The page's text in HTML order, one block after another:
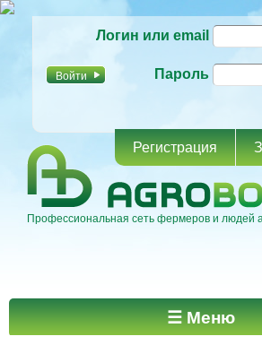
основному
Логин или email
Пароль
Регистрация
Профессиональная сеть фермеров и людей
Главное меню ☰ Меню